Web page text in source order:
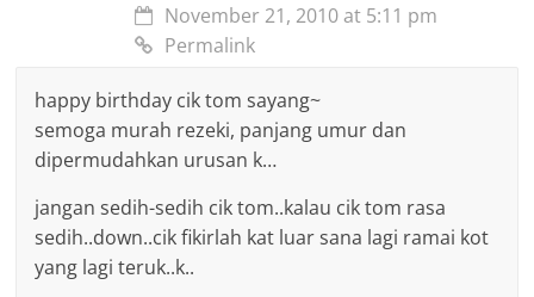
November 21, 2010 at 5:11 pm
Permalink
happy birthday cik tom sayang~
semoga murah rezeki, panjang umur dan
dipermudahkan urusan k…
jangan sedih-sedih cik tom..kalau cik tom rasa
sedih..down..cik fikirlah kat luar sana lagi ramai kot
yang lagi teruk..k..